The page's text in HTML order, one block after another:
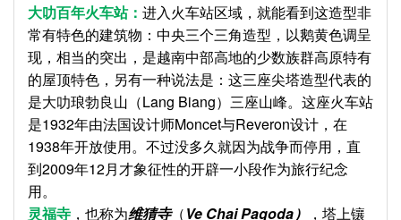
大叻百年火车站： 进入火车站区域，就能看到这造型非
常有特色的建筑物：中央三个三角造型，以鹅黄色调呈
现，相当的突出，是越南中部高地的少数族群高原特有
的屋顶特色，另有一种说法是：这三座尖塔造型代表的
是大叻琅勃良山（Lang Biang）三座山峰。这座火车站
是1932年由法国设计师Moncet与Reveron设计，在
1938年开放使用。不过没多久就因为战争而停用，直
到2009年12月才象征性的开辟一小段作为旅行纪念
用。
灵福寺 ，也称为维猜寺（Ve Chai Pagoda）
，塔上镶